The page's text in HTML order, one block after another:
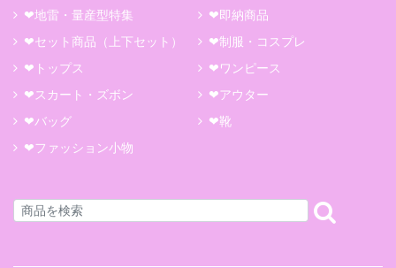
❤地雷・量産型特集
❤即納商品
❤セット商品（上下セット）
❤制服・コスプレ
❤トップス
❤ワンピース
❤スカート・ズボン
❤アウター
❤バッグ
❤靴
❤ファッション小物